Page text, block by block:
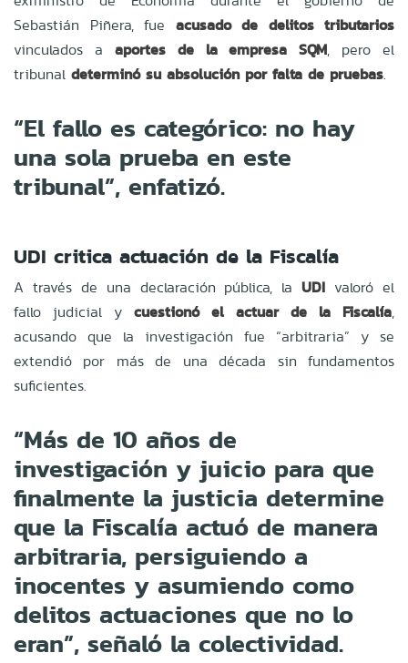
Sebastián Piñera, fue acusado de delitos tributarios
vinculados a aportes de la empresa SQM, pero el
tribunal determinó su absolución por falta de pruebas.
“El fallo es categórico: no hay
una sola prueba en este
tribunal”, enfatizó.
UDI critica actuación de la Fiscalía
A través de una declaración pública, laUDI valoró el
fallo judicial y cuestionó el actuar de la Fiscalía,
acusando que la investigación fue “arbitraria” y se
extendió por más de una década sin fundamentos
suficientes.
“Más de 10 años de
investigación y juicio para que
finalmente la justicia determine
que la Fiscalía actuó de manera
arbitraria, persiguiendo a
inocentes y asumiendo como
delitos actuaciones que no lo
eran”, señaló la colectividad.